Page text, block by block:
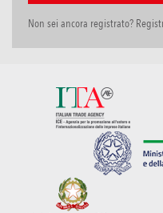
Non sei ancora registrato?